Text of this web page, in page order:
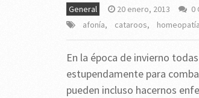
General 20 enero, 2013
0
afonía, cataroos, homeopatía
En la época de invierno
estupendamente para
pueden incluso hacernos